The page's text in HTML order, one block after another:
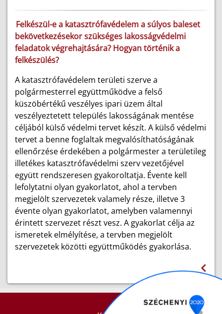
Felkészül-e a katasztrófavédelem a súlyos baleset
bekövetkezésekor szükséges lakosságvédelmi
feladatok végrehajtására? Hogyan történik a
felkészülés?
A katasztrófavédelem területi szerve a
polgármesterrel együttműködve a felső
küszöbértékű veszélyes ipari üzem által
veszélyeztetett település lakosságának mentése
céljából külső védelmi tervet készít. A külső védelmi
tervet a benne foglaltak megvalósíthatóságának
ellenőrzése érdekében a polgármester a területileg
illetékes katasztrófavédelmi szerv vezetőjével
együtt rendszeresen gyakoroltatja. Évente kell
lefolytatni olyan gyakorlatot, ahol a tervben
megjelölt szervezetek valamely része, illetve 3
évente olyan gyakorlatot, amelyben valamennyi
érintett szervezet részt vesz. A gyakorlat célja az
ismeretek elmélyítése, a tervben megjelölt
szervezetek közötti együttműködés gyakorlása.